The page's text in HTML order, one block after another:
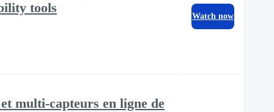
tools
Watch now
multi-capteurs en ligne de